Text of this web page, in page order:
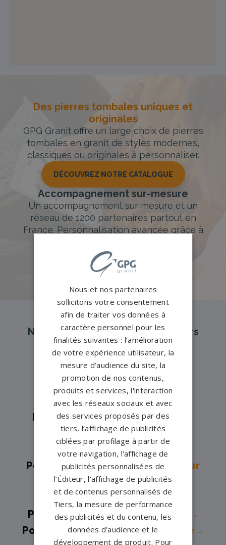
Des pierres tombales uniques et
originales
GPG Granit offre un large choix de pierres
tombales en granit de styles modernes,
classiques ou originales à personnaliser.
DÉCOUVREZ NOTRE CATALOGUE
Accompagnement sur-mesure
Un accompagnement sur mesure et un
réseau de 1200 partenaires partout en
France. Personnalisation avancée grâce à
PERSONNALISEZ VOTRE MONUMENT
Nos pompes funèbres et marbriers
partenaires à proximité
Pompes funèbres - ARS EN R→
Pompes funèbres -BORDS→
Pompes funèbres -COURCON→
Pompes funèbres - Dolus-
d'Oléron→
Pompes funèbres -Dompierre Sur
Mer→
Pompes funèbres - Échillais→
Pompes funèbres - La Rochelle→
Pompes funèbres - La Tremblade→
Nous et nos partenaires
sollicitons votre consentement
afin de traiter vos données à
caractère personnel pour les
finalités suivantes : l’amélioration
de votre expérience utilisateur, la
mesure d’audience du site, la
promotion de nos contenus,
produits et services, l'interaction
avec les réseaux sociaux et avec
des services proposés par des
tiers, l’affichage de publicités
ciblées par profilage à partir de
votre navigation, l'affichage de
publicités personnalisées de
l’Éditeur, l'affichage de publicités
et de contenus personnalisés de
Tiers, la mesure de performance
des publicités et du contenu, les
données d’audience et le
développement de produit. Pour